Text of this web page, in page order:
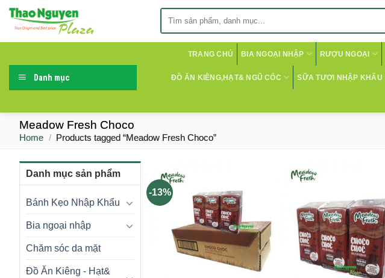
Skip
Danh mục
TRANG CHỦ BIA NGOẠI NHẬP RƯỢU NGOẠI
ĐỒ ĂN KIÊNG,HẠT& NGŨ CỐC SỮA TƯƠI NHẬP KHẨU
Meadow Fresh Choco
Home / Products tagged “Meadow Fresh Choco”
Danh mục sản phẩm
Bánh Kẹo Nhập Khẩu
Bia ngoại nhập
Chăm sóc da mặt
Đồ Ăn Kiêng - Hạt&
-13%